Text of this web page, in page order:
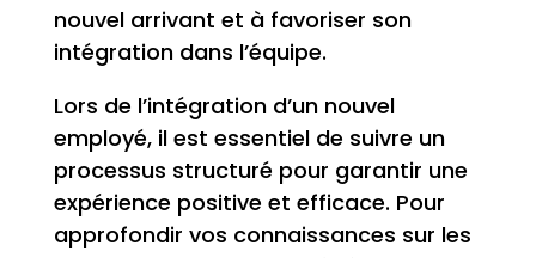
nouvel arrivant et à favoriser son
intégration dans l’équipe.
Lors de l’intégration d’un nouvel
employé, il est essentiel de suivre un
processus structuré pour garantir une
expérience positive et efficace. Pour
approfondir vos connaissances sur les